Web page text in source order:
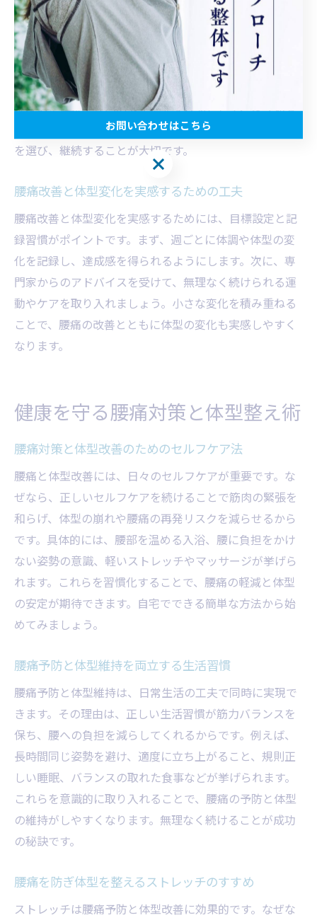
腰痛の悩みを解消しつつ体型も整えるには、運動療法と
生活習慣の見直しが効果的です。具体的には、腰回りや
体幹の筋肉を鍛えるエクササイズや、柔軟性を高めるス
トレッチを毎日取り入れることが推奨されます。また、
地域の整体院で専門的なケアを受けることで、より効果
的に腰痛対策と体型改善が進みます。自分に合った方法
を選び、継続することが大切です。
腰痛改善と体型変化を実感するための工夫
腰痛改善と体型変化を実感するためには、目標設定と記
録習慣がポイントです。まず、週ごとに体調や体型の変
化を記録し、達成感を得られるようにします。次に、専
門家からのアドバイスを受けて、無理なく続けられる運
動やケアを取り入れましょう。小さな変化を積み重ねる
ことで、腰痛の改善とともに体型の変化も実感しやすく
なります。
健康を守る腰痛対策と体型整え術
腰痛対策と体型改善のためのセルフケア法
腰痛と体型改善には、日々のセルフケアが重要です。な
ぜなら、正しいセルフケアを続けることで筋肉の緊張を
和らげ、体型の崩れや腰痛の再発リスクを減らせるから
です。具体的には、腰部を温める入浴、腰に負担をかけ
ない姿勢の意識、軽いストレッチやマッサージが挙げら
れます。これらを習慣化することで、腰痛の軽減と体型
の安定が期待できます。自宅でできる簡単な方法から始
めてみましょう。
腰痛予防と体型維持を両立する生活習慣
腰痛予防と体型維持は、日常生活の工夫で同時に実現で
きます。その理由は、正しい生活習慣が筋力バランスを
保ち、腰への負担を減らしてくれるからです。例えば、
長時間同じ姿勢を避け、適度に立ち上がること、規則正
しい睡眠、バランスの取れた食事などが挙げられます。
これらを意識的に取り入れることで、腰痛の予防と体型
の維持がしやすくなります。無理なく続けることが成功
の秘訣です。
腰痛を防ぎ体型を整えるストレッチのすすめ
ストレッチは腰痛予防と体型改善に効果的です。なぜな
お問い合わせはこちら
お問い合わせはこちら